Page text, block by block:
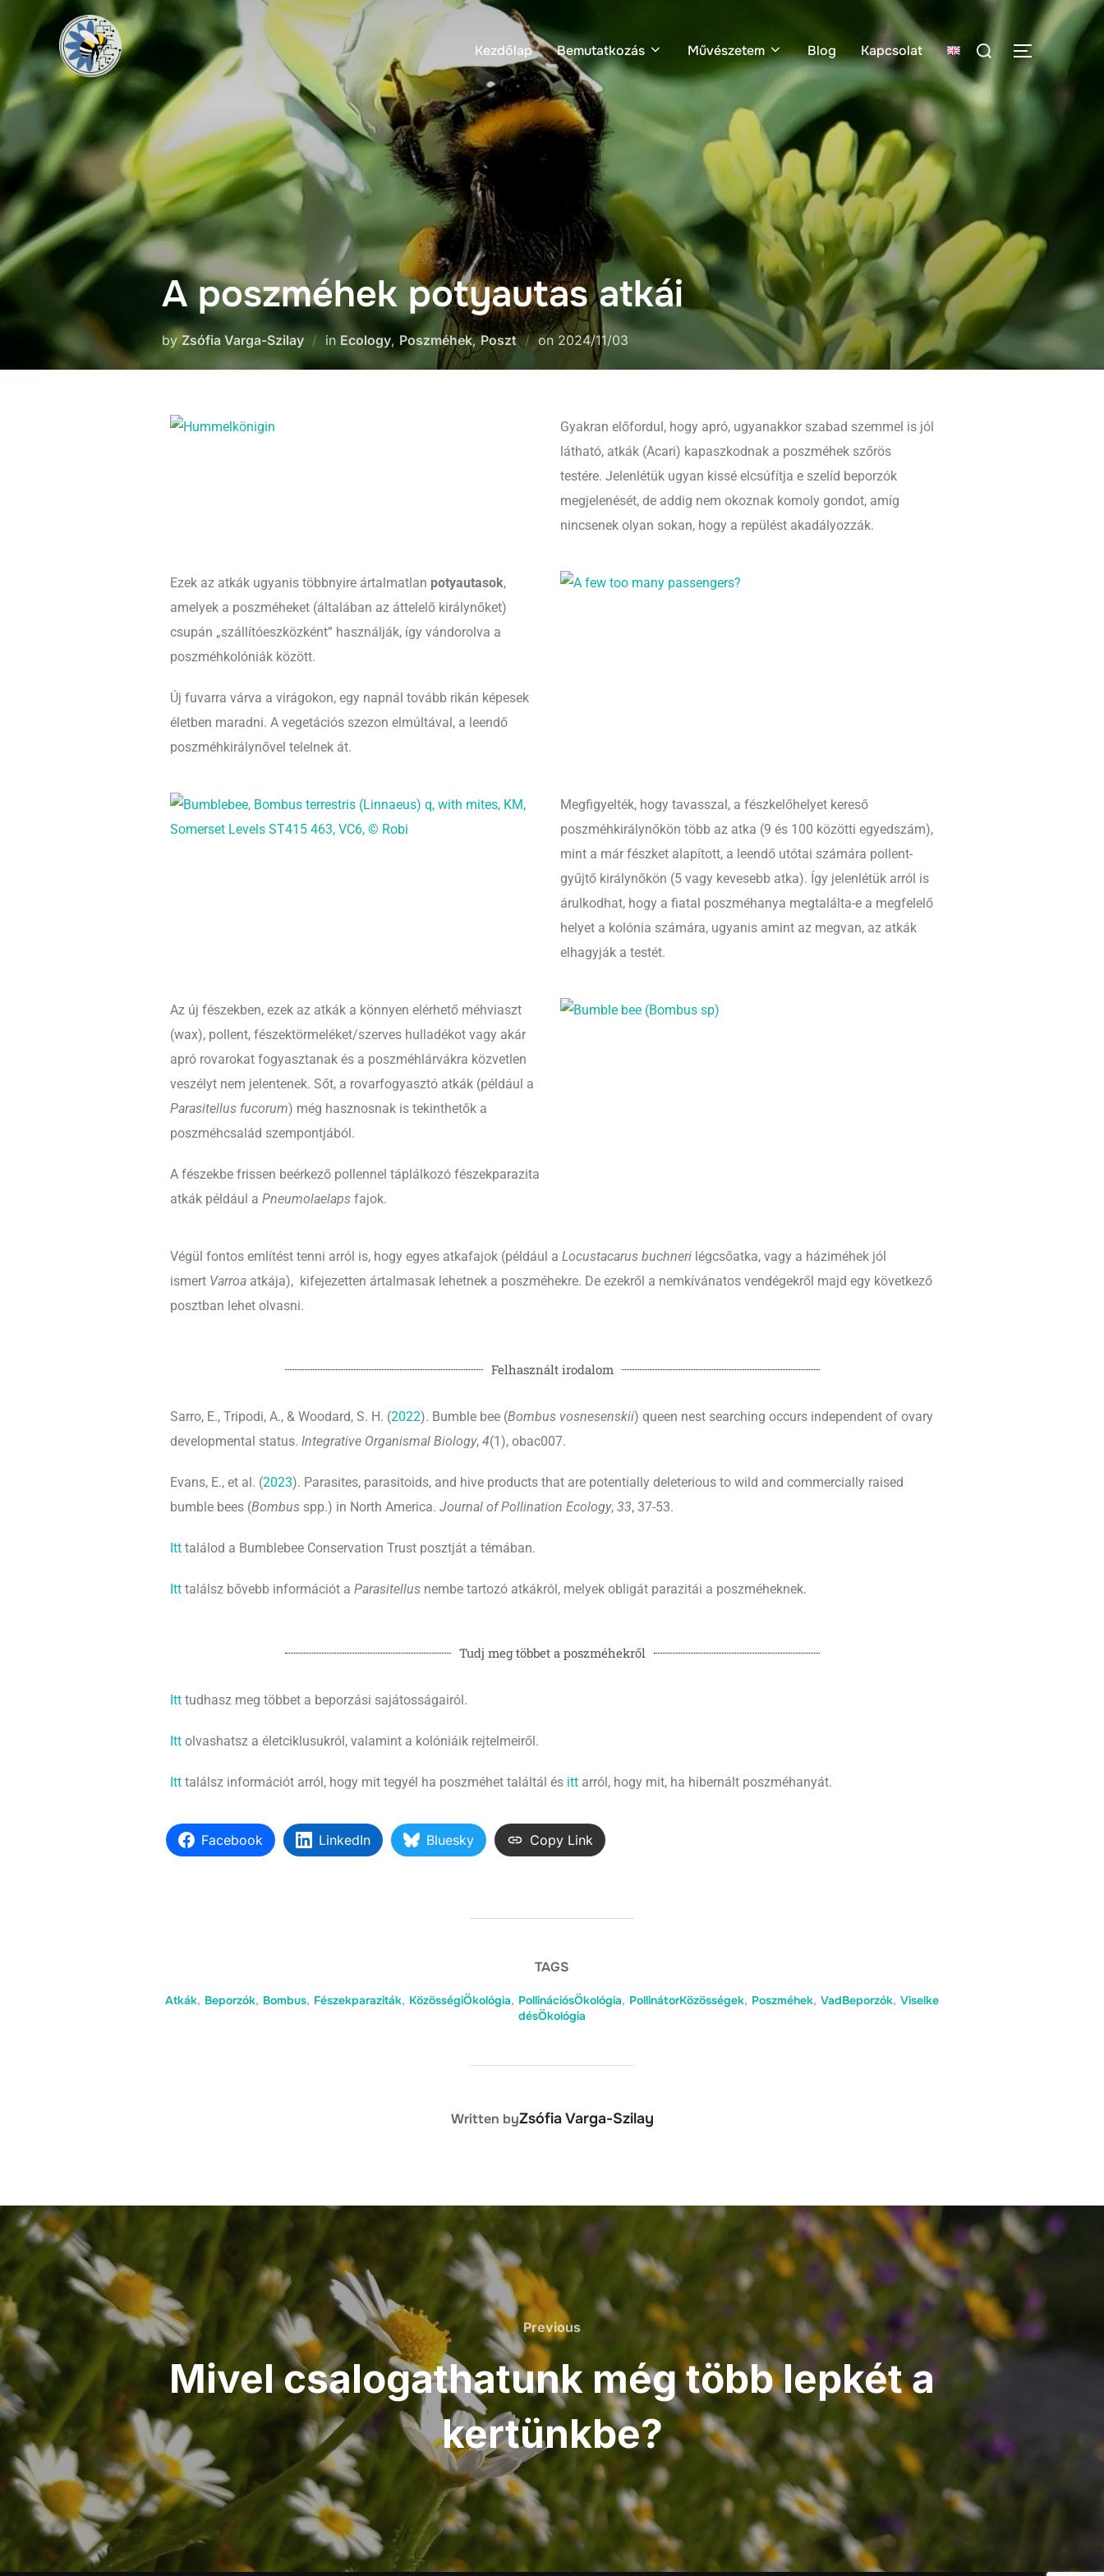
Kezdőlap Bemutatkozás Művészetem Blog Kapcsolat
A poszméhek potyautas atkái
byZsófia Varga-Szilay in Ecology, Poszméhek,Poszt on 2024/11/03
Gyakran előfordul, hogy apró, ugyanakkor szabad szemmel is jól
látható, atkák (Acari) kapaszkodnak a poszméhek szőrös
testére. Jelenlétük ugyan kissé elcsúfítja e szelíd beporzók
megjelenését, de addig nem okoznak komoly gondot, amíg
nincsenek olyan sokan, hogy a repülést akadályozzák.
Ezek az atkák ugyanis többnyire ártalmatlan potyautasok,
amelyek a poszméheket (általában az áttelelő királynőket)
csupán „szállítóeszközként” használják, így vándorolva a
poszméhkolóniák között.
Új fuvarra várva a virágokon, egy napnál tovább rikán képesek
életben maradni. A vegetációs szezon elmúltával, a leendő
poszméhkirálynővel telelnek át.
Megfigyelték, hogy tavasszal, a fészkelőhelyet kereső
poszméhkirálynőkön több az atka (9 és 100 közötti egyedszám),
mint a már fészket alapított, a leendő utótai számára pollent-
gyűjtő királynőkön (5 vagy kevesebb atka). Így jelenlétük arról is
árulkodhat, hogy a fiatal poszméhanya megtalálta-e a megfelelő
helyet a kolónia számára, ugyanis amint az megvan, az atkák
elhagyják a testét.
Az új fészekben, ezek az atkák a könnyen elérhető méhviaszt
(wax), pollent, fészektörmeléket/szerves hulladékot vagy akár
apró rovarokat fogyasztanak és a poszméhlárvákra közvetlen
veszélyt nem jelentenek. Sőt, a rovarfogyasztó atkák (például a
Parasitellus fucorum) még hasznosnak is tekinthetők a
poszméhcsalád szempontjából.
A fészekbe frissen beérkező pollennel táplálkozó fészekparazita
atkák például a Pneumolaelaps fajok.
Végül fontos említést tenni arról is, hogy egyes atkafajok (például a Locustacarus buchneri légcsőatka, vagy a háziméhek jól
ismert Varroa atkája), kifejezetten ártalmasak lehetnek a poszméhekre. De ezekről a nemkívánatos vendégekről majd egy következő
posztban lehet olvasni.
Felhasznált irodalom
Sarro, E., Tripodi, A., & Woodard, S. H. (2022). Bumble bee (Bombus vosnesenskii) queen nest searching occurs independent of ovary
developmental status. Integrative Organismal Biology, 4(1), obac007.
Evans, E., et al. (2023). Parasites, parasitoids, and hive products that are potentially deleterious to wild and commercially raised
bumble bees (Bombus spp.) in North America. Journal of Pollination Ecology, 33, 37-53.
Itt találod a Bumblebee Conservation Trust posztját a témában.
Itt találsz bővebb információt a Parasitellus nembe tartozó atkákról, melyek obligát parazitái a poszméheknek.
Tudj meg többet a poszméhekről
Itt tudhasz meg többet a beporzási sajátosságairól.
Itt olvashatsz a életciklusukról, valamint a kolóniáik rejtelmeiről.
Itt találsz információt arról, hogy mit tegyél ha poszméhet találtál és itt arról, hogy mit, ha hibernált poszméhanyát.
Facebook LinkedIn Bluesky Copy Link
TAGS
Atkák, Beporzók, Bombus, Fészekparaziták, KözösségiÖkológia, PollinációsÖkológia, PollinátorKözösségek, Poszméhek, VadBeporzók, Viselke
désÖkológia
POST AUTHOR
Written byZsófia Varga-Szilay
Previous
Mivel csalogathatunk még több lepkét a
kertünkbe?